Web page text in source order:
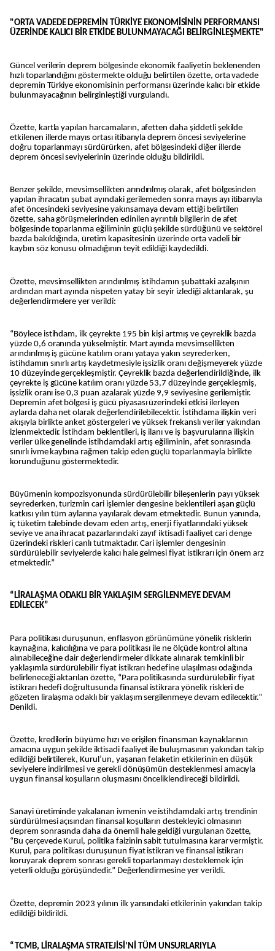
"ORTA VADEDE DEPREMİN TÜRKİYE EKONOMİSİNİN PERFORMANSI
ÜZERİNDE KALICI BİR ETKİDE BULUNMAYACAĞI BELİRGİNLEŞMEKTE"
Güncel verilerin deprem bölgesinde ekonomik faaliyetin beklenenden
hızlı toparlandığını göstermekte olduğu belirtilen özette, orta vadede
depremin Türkiye ekonomisinin performansı üzerinde kalıcı bir etkide
bulunmayacağının belirginleştiği vurgulandı.
Özette, kartla yapılan harcamaların, afetten daha şiddetli şekilde
etkilenen illerde mayıs ortası itibarıyla deprem öncesi seviyelerine
doğru toparlanmayı sürdürürken, afet bölgesindeki diğer illerde
deprem öncesi seviyelerinin üzerinde olduğu bildirildi.
Benzer şekilde, mevsimsellikten arındırılmış olarak, afet bölgesinden
yapılan ihracatın şubat ayındaki gerilemeden sonra mayıs ayı itibarıyla
afet öncesindeki seviyesine yakınsamaya devam ettiği belirtilen
özette, saha görüşmelerinden edinilen ayrıntılı bilgilerin de afet
bölgesinde toparlanma eğiliminin güçlü şekilde sürdüğünü ve sektörel
bazda bakıldığında, üretim kapasitesinin üzerinde orta vadeli bir
kaybın söz konusu olmadığının teyit edildiği kaydedildi.
Özette, mevsimsellikten arındırılmış istihdamın şubattaki azalışının
ardından mart ayında nispeten yatay bir seyir izlediği aktarılarak, şu
değerlendirmelere yer verildi:
“Böylece istihdam, ilk çeyrekte 195 bin kişi artmış ve çeyreklik bazda
yüzde 0,6 oranında yükselmiştir. Mart ayında mevsimsellikten
arındırılmış iş gücüne katılım oranı yataya yakın seyrederken,
istihdamın sınırlı artış kaydetmesiyle işsizlik oranı değişmeyerek yüzde
10 düzeyinde gerçekleşmiştir. Çeyreklik bazda değerlendirildiğinde, ilk
çeyrekte iş gücüne katılım oranı yüzde 53,7 düzeyinde gerçekleşmiş,
işsizlik oranı ise 0,3 puan azalarak yüzde 9,9 seviyesine gerilemiştir.
Depremin afet bölgesi iş gücü piyasası üzerindeki etkisi ilerleyen
aylarda daha net olarak değerlendirilebilecektir. İstihdama ilişkin veri
akışıyla birlikte anket göstergeleri ve yüksek frekanslı veriler yakından
izlenmektedir. İstihdam beklentileri, iş ilanı ve iş başvurularına ilişkin
veriler ülke genelinde istihdamdaki artış eğiliminin, afet sonrasında
sınırlı ivme kaybına rağmen takip eden güçlü toparlanmayla birlikte
korunduğunu göstermektedir.
Büyümenin kompozisyonunda sürdürülebilir bileşenlerin payı yüksek
seyrederken, turizmin cari işlemler dengesine beklentileri aşan güçlü
katkısı yılın tüm aylarına yayılarak devam etmektedir. Bunun yanında,
iç tüketim talebinde devam eden artış, enerji fiyatlarındaki yüksek
seviye ve ana ihracat pazarlarındaki zayıf iktisadi faaliyet cari denge
üzerindeki riskleri canlı tutmaktadır. Cari işlemler dengesinin
sürdürülebilir seviyelerde kalıcı hale gelmesi fiyat istikrarı için önem arz
etmektedir.”
“LİRALAŞMA ODAKLI BİR YAKLAŞIM SERGİLENMEYE DEVAM
EDİLECEK”
Para politikası duruşunun, enflasyon görünümüne yönelik risklerin
kaynağına, kalıcılığına ve para politikası ile ne ölçüde kontrol altına
alınabileceğine dair değerlendirmeler dikkate alınarak temkinli bir
yaklaşımla sürdürülebilir fiyat istikrarı hedefine ulaşılması odağında
belirleneceği aktarılan özette, “Para politikasında sürdürülebilir fiyat
istikrarı hedefi doğrultusunda finansal istikrara yönelik riskleri de
gözeten liralaşma odaklı bir yaklaşım sergilenmeye devam edilecektir.”
Denildi.
Özette, kredilerin büyüme hızı ve erişilen finansman kaynaklarının
amacına uygun şekilde iktisadi faaliyet ile buluşmasının yakından takip
edildiği belirtilerek, Kurul’un, yaşanan felaketin etkilerinin en düşük
seviyelere indirilmesi ve gerekli dönüşümün desteklenmesi amacıyla
uygun finansal koşulların oluşmasını önceliklendireceği bildirildi.
Sanayi üretiminde yakalanan ivmenin ve istihdamdaki artış trendinin
sürdürülmesi açısından finansal koşulların destekleyici olmasının
deprem sonrasında daha da önemli hale geldiği vurgulanan özette,
“Bu çerçevede Kurul, politika faizinin sabit tutulmasına karar vermiştir.
Kurul, para politikası duruşunun fiyat istikrarı ve finansal istikrarı
koruyarak deprem sonrası gerekli toparlanmayı desteklemek için
yeterli olduğu görüşündedir.” Değerlendirmesine yer verildi.
Özette, depremin 2023 yılının ilk yarısındaki etkilerinin yakından takip
edildiği bildirildi.
“TCMB, LİRALAŞMA STRATEJİSİ’Nİ TÜM UNSURLARIYLA